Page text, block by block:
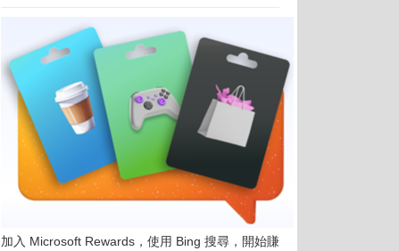
加入 Microsoft Rewards，使用 Bing 搜尋，開始賺